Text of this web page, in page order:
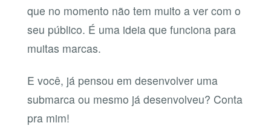
que no momento não tem muito a ver com o
seu público. É uma ideia que funciona para
muitas marcas.
E você, já pensou em desenvolver uma
submarca ou mesmo já desenvolveu? Conta
pra mim!